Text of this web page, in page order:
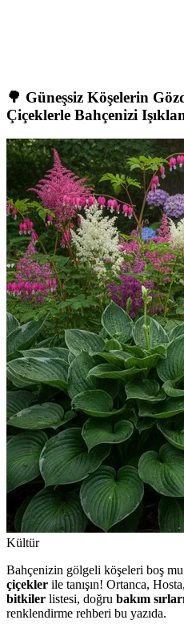
🌳 Güneşsiz Köşelerin
Çiçeklerle Bahçenizi
Kültür
Bahçenizin gölgeli köşeleri boş
çiçekler ile tanışın! Ortanca,
bitkiler listesi, doğru bakım
renklendirme rehberi bu yazıda.